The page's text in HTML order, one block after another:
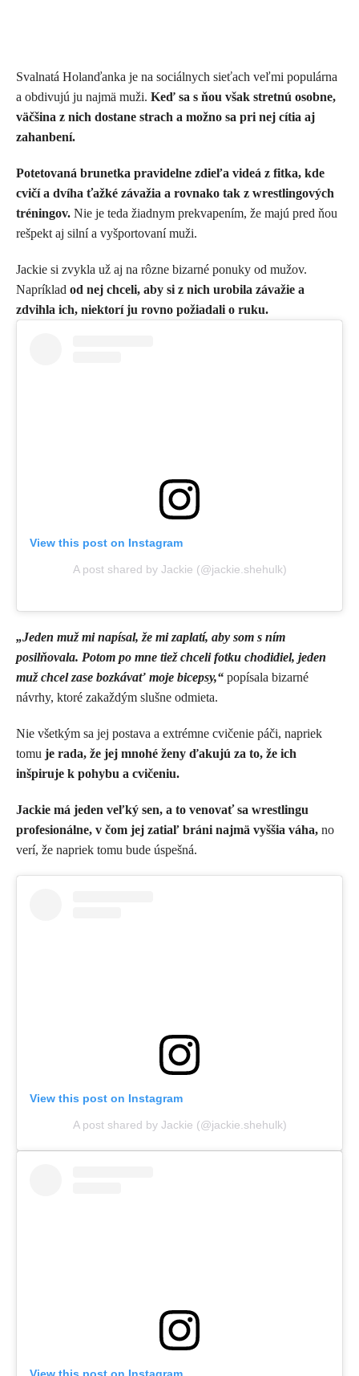
Svalnatá Holanďanka je na sociálnych sieťach veľmi populárna
a obdivujú ju najmä muži. Keď sa s ňou však stretnú osobne,
väčšina z nich dostane strach a možno sa pri nej cítia aj
zahanbení.
Potetovaná brunetka pravidelne zdieľa videá z fitka, kde
cvičí a dvíha ťažké závažia a rovnako tak z wrestlingových
tréningov. Nie je teda žiadnym prekvapením, že majú pred ňou
rešpekt aj silní a vyšportovaní muži.
Jackie si zvykla už aj na rôzne bizarné ponuky od mužov.
Napríklad od nej chceli, aby si z nich urobila závažie a
zdvihla ich, niektorí ju rovno požiadali o ruku.
View this post on Instagram
A post shared by Jackie (@jackie.shehulk)
„Jeden muž mi napísal, že mi zaplatí, aby som s ním
posilňovala. Potom po mne tiež chceli fotku chodidiel, jeden
muž chcel zase bozkávať moje bicepsy,“ popísala bizarné
návrhy, ktoré zakaždým slušne odmieta.
Nie všetkým sa jej postava a extrémne cvičenie páči, napriek
tomu je rada, že jej mnohé ženy ďakujú za to, že ich
inšpiruje k pohybu a cvičeniu.
Jackie má jeden veľký sen, a to venovať sa wrestlingu
profesionálne, v čom jej zatiaľ bráni najmä vyššia váha, no
verí, že napriek tomu bude úspešná.
View this post on Instagram
A post shared by Jackie (@jackie.shehulk)